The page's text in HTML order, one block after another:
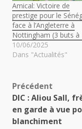
Amical: Victoire de
prestige pour le
face à l’Angleterre à
Nottingham (3 buts à
10/06/2025
Dans "Actualités"
Navigation
d’article
Précédent
DIC : Aliou Sall,
en garde à vue
blanchiment